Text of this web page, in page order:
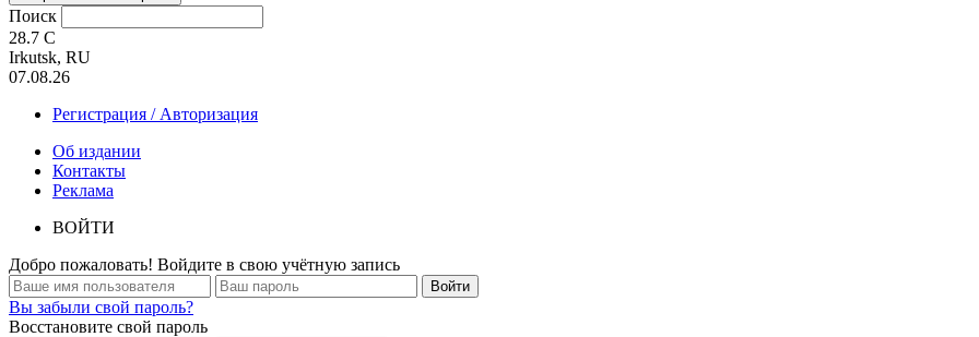
Поиск
28.7 C
Irkutsk, RU
07.08.26
Регистрация / Авторизация
Об издании
Контакты
Реклама
ВОЙТИ
Добро пожаловать! Войдите в свою учётную запись
Вы забыли свой пароль?
Восстановите свой пароль